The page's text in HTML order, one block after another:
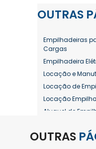
OUTRAS
Empilhadeiras
Cargas
Empilhadeira
Locação e
Locação de
Locação
Aluguel de
Aluguel de
OUTRAS